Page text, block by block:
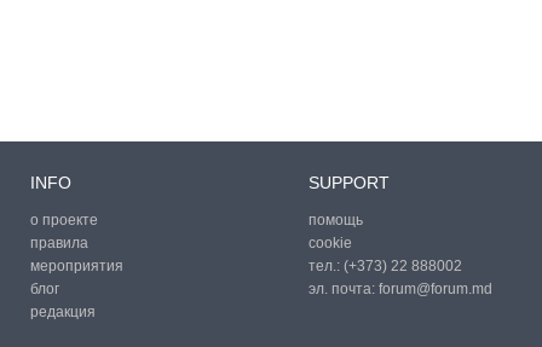
INFO
о проекте
правила
мероприятия
блог
редакция
SUPPORT
помощь
cookie
тел.: (+373) 22 888002
эл. почта: forum@forum.md